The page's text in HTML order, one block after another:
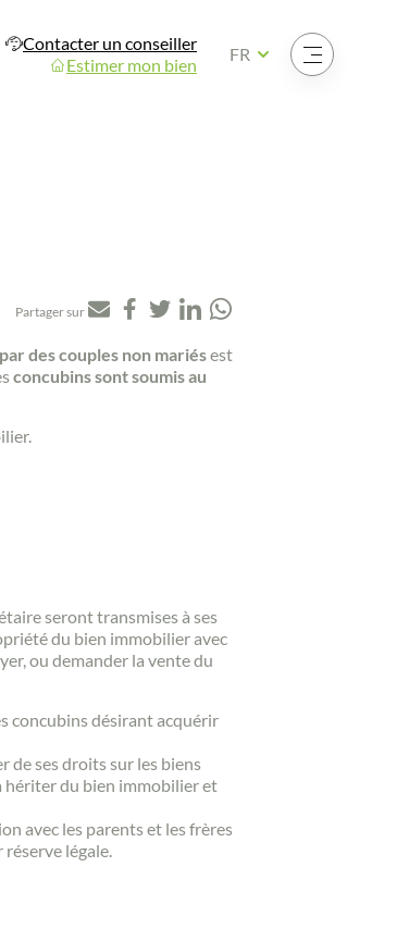
Contacter un conseiller
Estimer mon bien
Ouvrir le menu
FR
Partager sur
des couples non mariésest
concubins sont soumis au
seront transmises à ses
du bien immobilier avec
ou demander la vente du
concubins désirant acquérir
de ses droits sur les biens
hériter du bien immobilier et
avec les parents et les frères
légale.